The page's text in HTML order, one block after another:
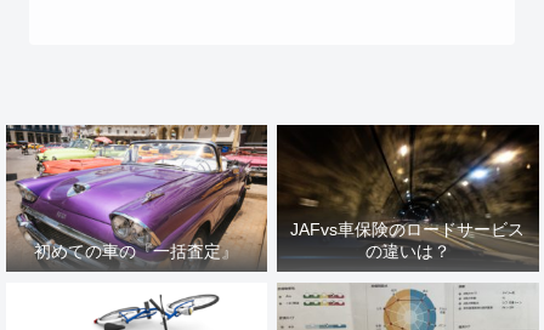
初めての車の『一括査定』
JAFvs車保険のロードサービス
の違いは？